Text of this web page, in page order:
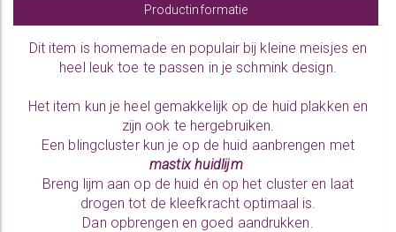
Productinformatie
Dit item is homemade en populair bij kleine meisjes en
heel leuk toe te passen in je schmink design.
Het item kun je heel gemakkelijk op de huid plakken en
zijn ook te hergebruiken.
Een blingcluster kun je op de huid aanbrengen met
mastix huidlijm
Breng lijm aan op de huid én op het cluster en laat
drogen tot de kleefkracht optimaal is.
Dan opbrengen en goed aandrukken.